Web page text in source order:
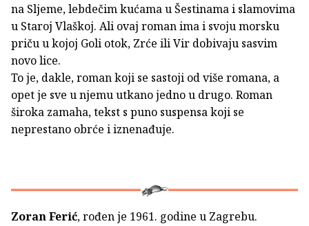
na Sljeme, lebdečim kućama u Šestinama i slamovima
u Staroj Vlaškoj. Ali ovaj roman ima i svoju morsku
priču u kojoj Goli otok, Zrće ili Vir dobivaju sasvim
novo lice.
To je, dakle, roman koji se sastoji od više romana, a
opet je sve u njemu utkano jedno u drugo. Roman
široka zamaha, tekst s puno suspensa koji se
neprestano obrće i iznenađuje.
Zoran Ferić, rođen je 1961. godine u Zagrebu.